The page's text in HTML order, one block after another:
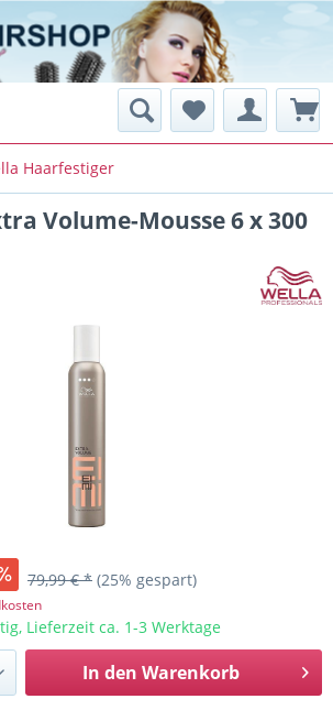
Haarfestiger
Volume-Mousse 6 x 300
79,99 € * (25% gespart)
Lieferzeit ca. 1-3 Werktage
In den Warenkorb